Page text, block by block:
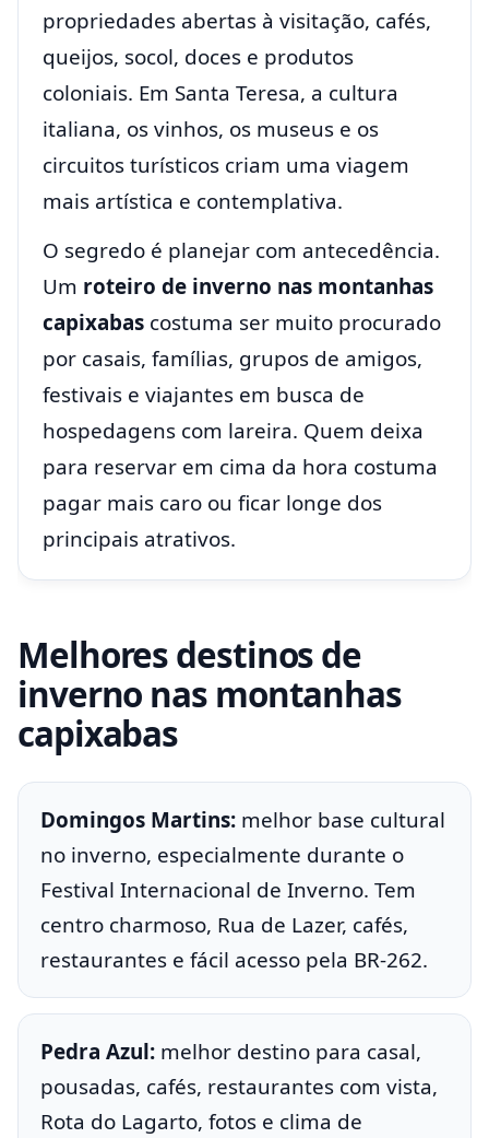
propriedades abertas à visitação, cafés,
queijos, socol, doces e produtos
coloniais. Em Santa Teresa, a cultura
italiana, os vinhos, os museus e os
circuitos turísticos criam uma viagem
mais artística e contemplativa.
O segredo é planejar com antecedência.
Um roteiro de inverno nas montanhas
capixabas costuma ser muito procurado
por casais, famílias, grupos de amigos,
festivais e viajantes em busca de
hospedagens com lareira. Quem deixa
para reservar em cima da hora costuma
pagar mais caro ou ficar longe dos
principais atrativos.
Melhores destinos de
inverno nas montanhas
capixabas
Domingos Martins: melhor base cultural
no inverno, especialmente durante o
Festival Internacional de Inverno. Tem
centro charmoso, Rua de Lazer, cafés,
restaurantes e fácil acesso pela BR-262.
Pedra Azul: melhor destino para casal,
pousadas, cafés, restaurantes com vista,
Rota do Lagarto, fotos e clima de